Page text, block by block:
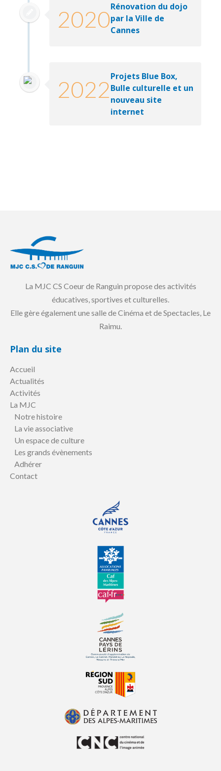
2020Rénovation du dojo
par la Ville de
Cannes
2022Projets Blue Box,
Bulle culturelle et un
nouveau site
internet
La MJC CS Coeur de Ranguin propose des activités
éducatives, sportives et culturelles.
Elle gère également une salle de Cinéma et de Spectacles, Le
Raimu.
Plan du site
Accueil
Actualités
Activités
La MJC
Notre histoire
La vie associative
Un espace de culture
Les grands évènements
Adhérer
Contact